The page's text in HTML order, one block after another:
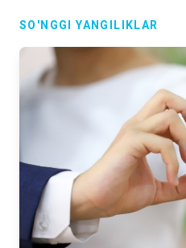
SO'NGGI YANGILIKLAR